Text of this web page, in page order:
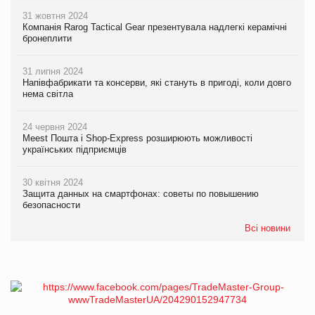
31 жовтня 2024
Компанія Rarog Tactical Gear презентувала надлегкі керамічні
бронеплити
31 липня 2024
Напівфабрикати та консерви, які стануть в пригоді, коли довго
нема світла
24 червня 2024
Meest Пошта і Shop-Express розширюють можливості
українських підприємців
30 квітня 2024
Защита данных на смартфонах: советы по повышению
безопасности
Всі новини